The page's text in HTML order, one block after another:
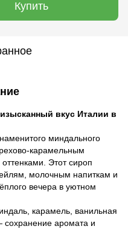
Купить
вкус Италии в
миндального
карамельным
Этот сироп
молочным напиткам и
вечера в уютном
карамель, ванильная
сохранение аромата и